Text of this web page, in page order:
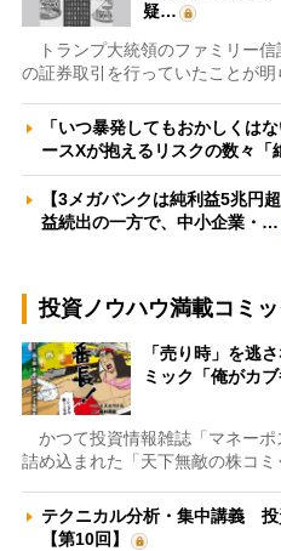
疑…
トランプ大統領のファミリー信
の証券取引を行っていたことが明
「いつ暴発してもおかしくは
ースXが抱えるリスクの数々
【3メガバンクは純利益5兆円
益続出の一方で、中小企業・…
投資ノウハウ満載コミ
「売り時」を逃
ミック「俺がカ
かつて投資情報雑誌「マネー
詰め込まれた「天下無敵の株コミ
テクニカル分析・集中講義 投
【第10回】